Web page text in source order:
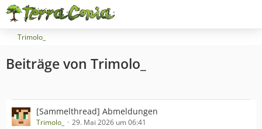
Trimolo_
Beiträge von Trimolo_
[Sammelthread] Abmeldungen
Trimolo_ 29. Mai 2026 um 06:41